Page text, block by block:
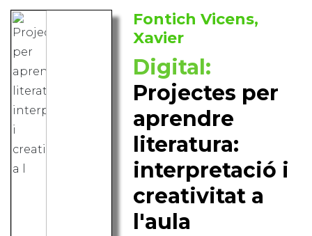
Fontich Vicens,
Xavier
Digital:
Projectes per
aprendre
literatura:
interpretació i
creativitat a
l'aula